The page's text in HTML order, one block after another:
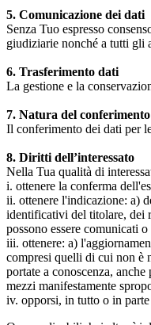
5. Comunicazione dei dati
Senza Tuo espresso
giudiziarie nonché a tutti gli
6. Trasferimento dati
La gestione e la
7. Natura del
Il conferimento dei dati per
8. Diritti dell’interessato
Nella Tua qualità di
i. ottenere la conferma
ii. ottenere l'indicazione: a)
identificativi del titolare, dei
possono essere comunicati
iii. ottenere: a)
compresi quelli di cui non è
portate a conoscenza,
mezzi manifestamente
iv. opporsi, in tutto o in